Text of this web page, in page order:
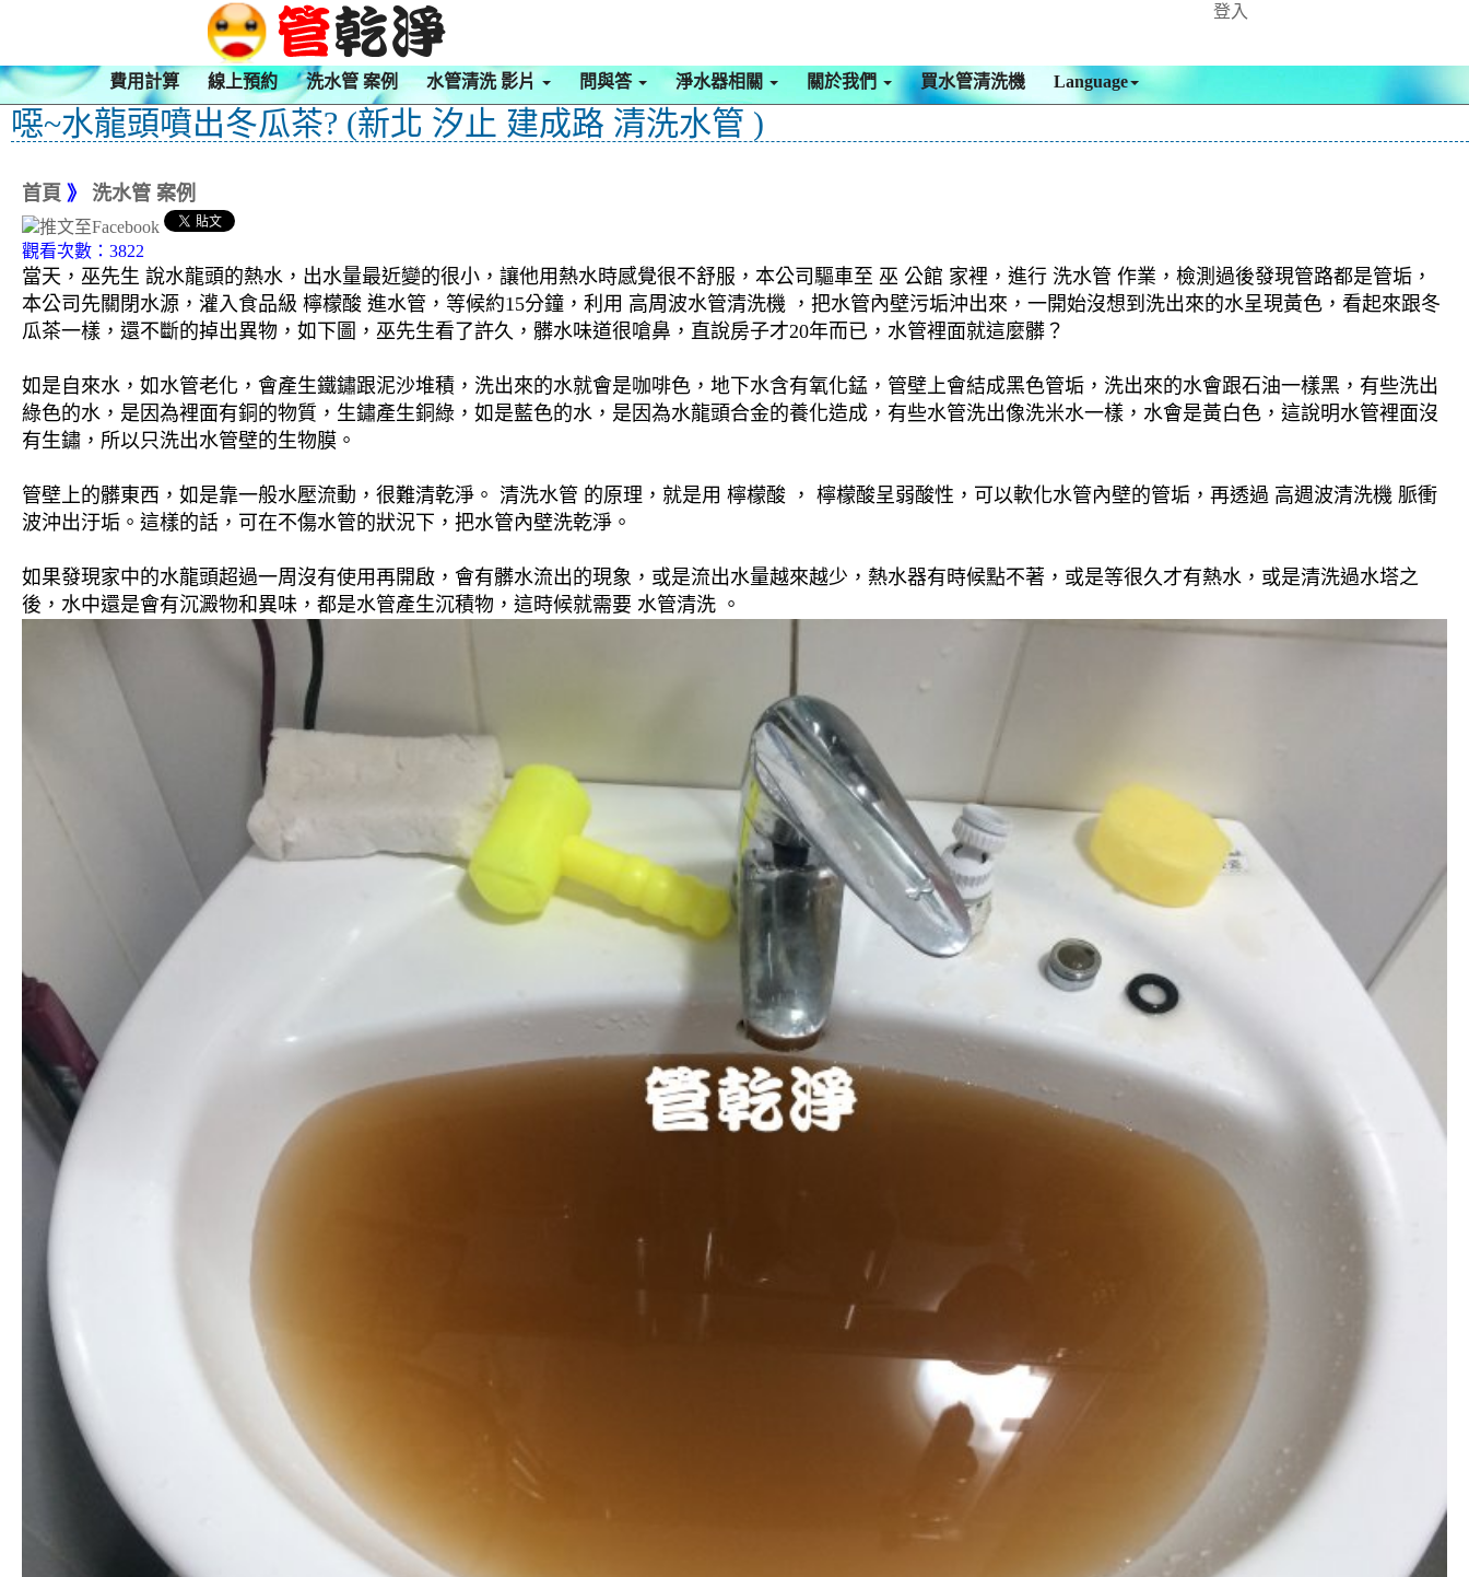
登入
費用計算 線上預約 洗水管 案例 水管清洗 影片 問與答 淨水器相關 關於我們 買水管清洗機 Language
噁~水龍頭噴出冬瓜茶? (新北 汐止 建成路 清洗水管 )
首頁 》 洗水管 案例
觀看次數：3822
當天，巫先生 說水龍頭的熱水，出水量最近變的很小，讓他用熱水時感覺很不舒服，本公司驅車至 巫 公館 家裡，進行 洗水管 作業，檢測過後發現管路都是管垢，
本公司先關閉水源，灌入食品級 檸檬酸 進水管，等候約15分鐘，利用 高周波水管清洗機 ，把水管內壁污垢沖出來，一開始沒想到洗出來的水呈現黃色，看起來跟冬
瓜茶一樣，還不斷的掉出異物，如下圖，巫先生看了許久，髒水味道很嗆鼻，直說房子才20年而已，水管裡面就這麼髒？
如是自來水，如水管老化，會產生鐵鏽跟泥沙堆積，洗出來的水就會是咖啡色，地下水含有氧化錳，管壁上會結成黑色管垢，洗出來的水會跟石油一樣黑，有些洗出
綠色的水，是因為裡面有銅的物質，生鏽產生銅綠，如是藍色的水，是因為水龍頭合金的養化造成，有些水管洗出像洗米水一樣，水會是黃白色，這說明水管裡面沒
有生鏽，所以只洗出水管壁的生物膜。
管壁上的髒東西，如是靠一般水壓流動，很難清乾淨。 清洗水管 的原理，就是用 檸檬酸 ， 檸檬酸呈弱酸性，可以軟化水管內壁的管垢，再透過 高週波清洗機 脈衝
波沖出汙垢。這樣的話，可在不傷水管的狀況下，把水管內壁洗乾淨。
如果發現家中的水龍頭超過一周沒有使用再開啟，會有髒水流出的現象，或是流出水量越來越少，熱水器有時候點不著，或是等很久才有熱水，或是清洗過水塔之
後，水中還是會有沉澱物和異味，都是水管產生沉積物，這時候就需要 水管清洗 。